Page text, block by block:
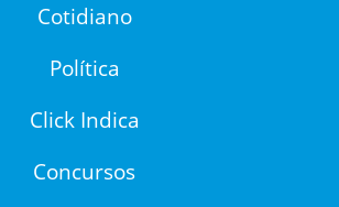
Cotidiano
Política
Click Indica
Concursos